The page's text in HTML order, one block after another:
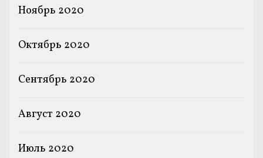
Ноябрь 2020
Октябрь 2020
Сентябрь 2020
Август 2020
Июль 2020